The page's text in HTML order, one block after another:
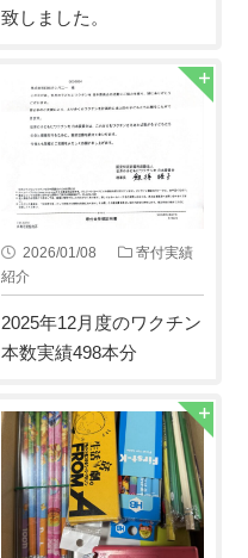
致しました。
2026/01/08
寄付実績
紹介
2025年12月度のワクチン
本数実績498本分